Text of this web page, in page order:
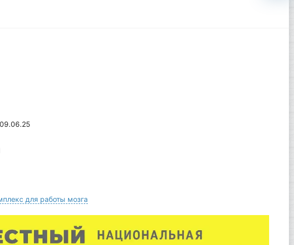
для работы мозга